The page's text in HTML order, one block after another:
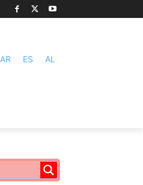
AR ES AL